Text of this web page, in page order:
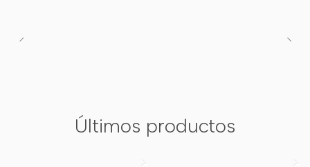
Últimos productos